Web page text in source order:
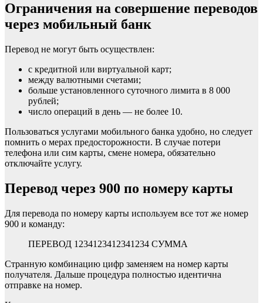
Ограничения на совершение переводов
через мобильный банк
Перевод не могут быть осуществлен:
с кредитной или виртуальной карт;
между валютными счетами;
больше установленного суточного лимита в 8 000
рублей;
число операций в день — не более 10.
Пользоваться услугами мобильного банка удобно, но следует
помнить о мерах предосторожности. В случае потери
телефона или сим карты, смене номера, обязательно
отключайте услугу.
Перевод через 900 по номеру карты
Для перевода по номеру карты используем все тот же номер
900 и команду:
ПЕРЕВОД 1234123412341234 СУММА
Странную комбинацию цифр заменяем на номер карты
получателя. Дальше процедура полностью идентична
отправке на номер.